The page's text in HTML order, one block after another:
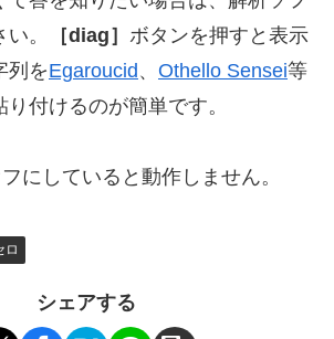
。
［diag］ ボタンを押すと表示
列をEgaroucid、 Othello Sensei等
付けるのが簡単です。
にしていると動作しません。
ロ
シェアする